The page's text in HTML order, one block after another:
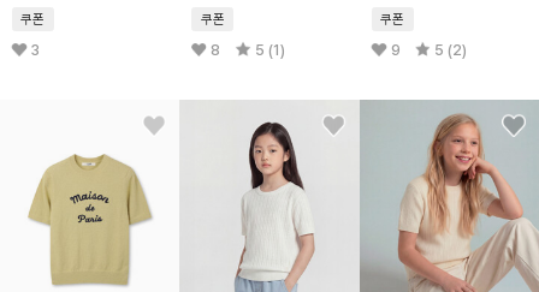
쿠폰
3
쿠폰
8 5 (1)
쿠폰
9 5 (2)